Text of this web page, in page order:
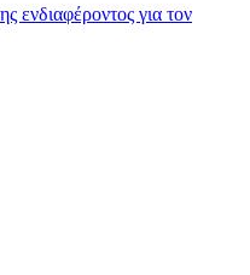
για τον